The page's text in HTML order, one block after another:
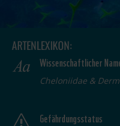
ARTENLEXIKON:
Wissenschaftlicher
Cheloniidae &
Gefährdungsstatus